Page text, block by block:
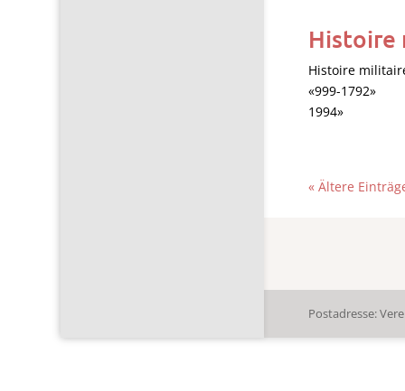
Histoire
Histoire
«999-
1994»
« Ältere
Postadresse: